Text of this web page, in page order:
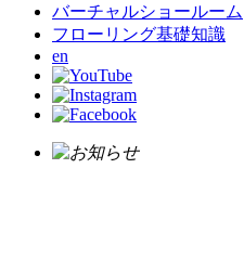
バーチャルショールーム
フローリング基礎知識
en